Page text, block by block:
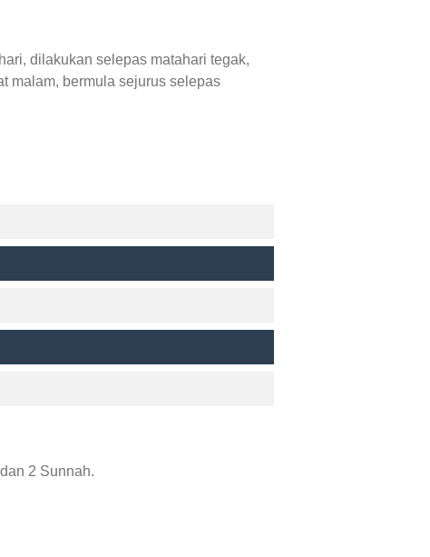
dilakukan selepas matahari tegak,
malam, bermula sejurus selepas
2 Sunnah.